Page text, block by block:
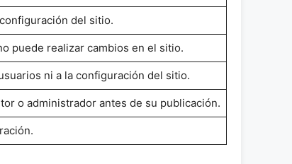
del sitio.
puede realizar cambios en el sitio.
ni a la configuración del sitio.
o administrador antes de su publicación.